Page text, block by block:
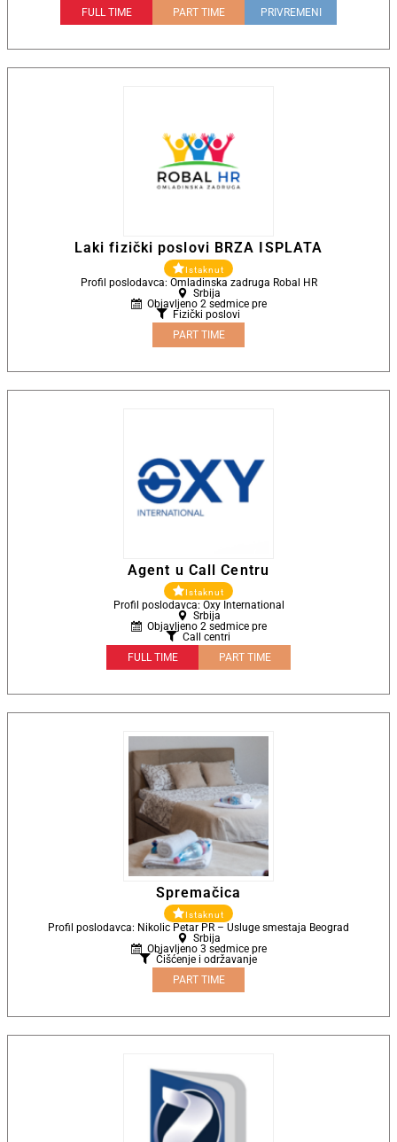
FULL TIME
PART TIME PRIVREMENI
Laki fizički poslovi BRZA ISPLATA
Istaknut
Profil poslodavca: Omladinska zadruga Robal HR
Srbija
Objavljeno 2 sedmice pre
Fizički poslovi
PART TIME
Agent u Call Centru
Istaknut
Profil poslodavca: Oxy International
Srbija
Objavljeno 2 sedmice pre
Call centri
FULL TIME
PART TIME
Spremačica
Istaknut
Profil poslodavca: Nikolic Petar PR – Usluge smestaja Beograd
Srbija
Objavljeno 3 sedmice pre
Čišćenje i održavanje
PART TIME